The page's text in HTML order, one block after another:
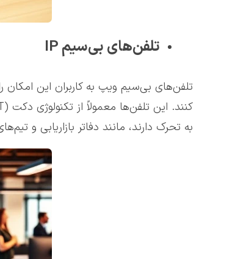
تلفن‌های بی‌سیم IP
تلفن‌های بی‌سیم ویپ به کاربران این
به تحرک دارند، مانند دفاتر بازاریابی و